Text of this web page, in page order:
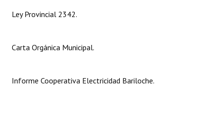
Informes de Unidad Coordinadora
Actas de Audiencias Públicas
Ley Provincial 2342.
Carta Orgánica Municipal.
Informe Cooperativa Electricidad Bariloche.